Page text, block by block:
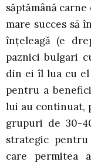
săptămână
mare succes să
înţeleagă (e
paznici bulgari
din ei îl lua cu el
pentru a
lui au continuat,
grupuri de 30-
strategic
care permitea